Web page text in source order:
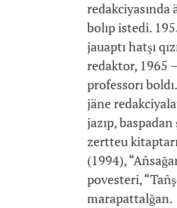
redakciyasında
bolıp istedi.
jauaptı hatşı
redaktor, 1965
professorı
jäne
jazıp, baspadan
zertteu
(1994),
povesteri,
marapattalğan.